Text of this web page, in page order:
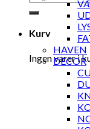
efter:
Kurv
Ingen varer i
HAVEN
DECOR